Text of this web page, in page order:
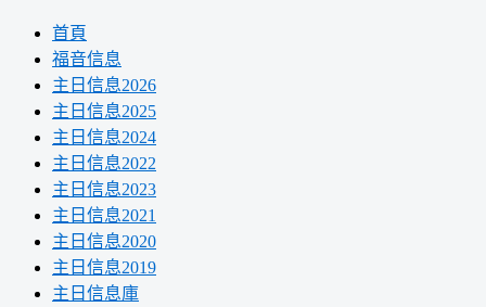
首頁
福音信息
主日信息2026
主日信息2025
主日信息2024
主日信息2022
主日信息2023
主日信息2021
主日信息2020
主日信息2019
主日信息庫